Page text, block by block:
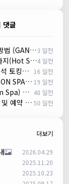
댓글
호치민 1군 강남스파 시스템 및 예약방법 (GANGNAM SPA)3 일전
호치민 불건마 추천｜7군 핫스톤 마사지(Hot Stone massage)4 일전
호치민 1군 부이비엔 여행자거리 착석 토킹바 놀이터 (NORITER LOUNGE) 16 일전
호치민 체온스파 38.5ºC 마사지 CHEON SPA Massage 19 일전
다낭 링감 마사지샵, 룸 스파(Room Spa) 예약 48 일전
다낭 요정스파 수질 좋은 곳 시스템 및 예약 방법 50 일전
더보기
2026.04.29
2025.11.20
2025.10.23